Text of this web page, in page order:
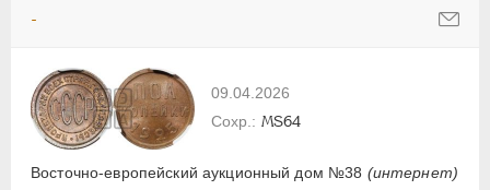
-
09.04.2026
Восточно-европейский аукционный дом №38 (интернет)
MS64